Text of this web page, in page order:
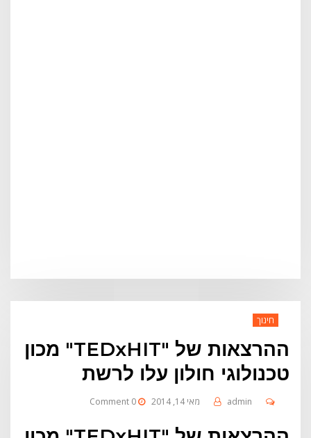
חינוך
ההרצאות של "TEDxHIT" מכון
טכנולוגי חולון עלו לרשת
מאי 14, 2014 admin
0 Comment